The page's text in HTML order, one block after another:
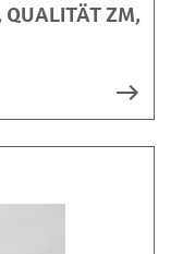
QUALITÄT ZM,